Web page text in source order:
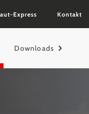
Express Kontakt
Downloads